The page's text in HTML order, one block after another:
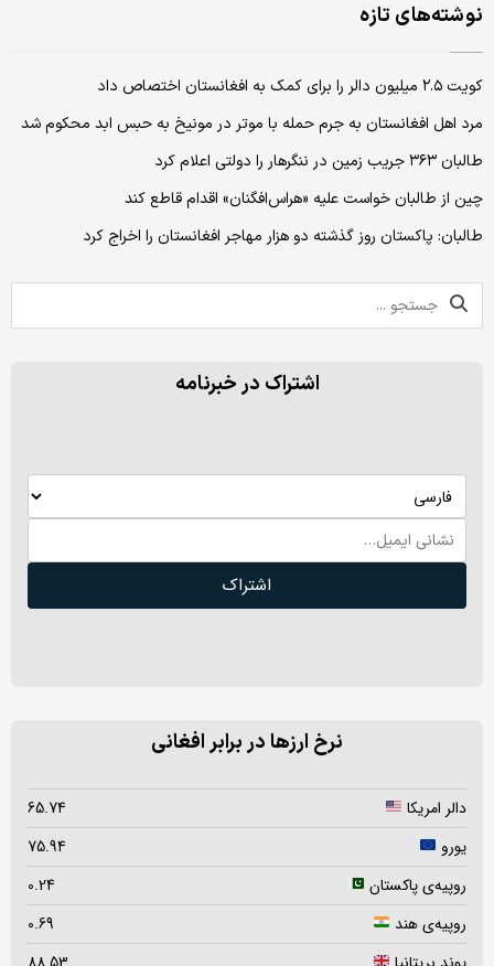
نوشته‌های تازه
کویت ۲.۵ میلیون دالر را برای کمک به افغانستان اختصاص داد
مرد اهل افغانستان به جرم حمله‌ با موتر در مونیخ به حبس ابد محکوم شد
طالبان ۳۶۳ جریب زمین در ننگرهار را دولتی اعلام کرد
چین از طالبان خواست علیه «هراس‌افگنان» اقدام قاطع کند
طالبان: پاکستان روز گذشته دو هزار مهاجر افغانستان را اخراج کرد
اشتراک در خبرنامه
اشتراک
نرخ ارزها در برابر افغانی
دالر امریکا
65.74
یورو
75.94
روپیه‌ی پاکستان
0.24
روپیه‌ی هند
0.69